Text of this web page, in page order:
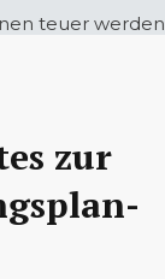
teuer werden
zur